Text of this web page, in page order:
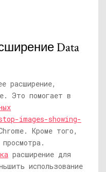
Data
расширение,
Это помогает в
images-showing-
Кроме того,
расширение для
использование